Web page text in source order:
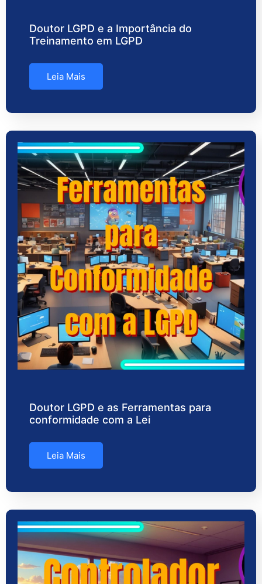
Doutor LGPD e a Importância do
Treinamento em LGPD
Leia Mais
Doutor LGPD e as Ferramentas para
conformidade com a Lei
Leia Mais